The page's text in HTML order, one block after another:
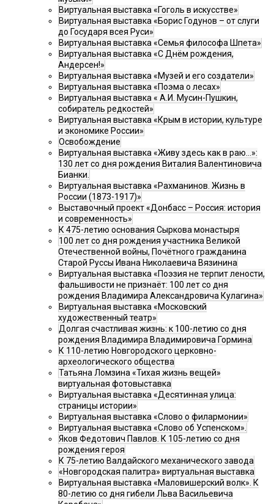
Виртуальная выставка «Гоголь в искусстве»
Виртуальная выставка «Борис Годунов – от слуги
до Государя всея Руси»
Виртуальная выставка «Семья философа Шпета»
Виртуальная выставка «С Днём рождения,
Андерсен!»
Виртуальная выставка «Музей и его создатели»
Виртуальная выставка «Поэма о лесах»
Виртуальная выставка « А.И. Мусин-Пушкин,
собиратель редкостей»
Виртуальная выставка «Крым в истории, культуре
и экономике России»
Освобождение
Виртуальная выставка «Живу здесь как в раю…»:
130 лет со дня рождения Виталия Валентиновича
Бианки.
Виртуальная выставка «Рахманинов. Жизнь в
России (1873-1917)»
Выставочный проект «Донбасс – Россия: история
и современность»
К 475-летию основания Сыркова монастыря
100 лет со дня рождения участника Великой
Отечественной войны, Почётного гражданина
Старой Руссы Ивана Николаевича Вязинина
Виртуальная выставка «Поэзия не терпит лености,
фальшивости не признаёт: 100 лет со дня
рождения Владимира Александровича Кулагина»
Виртуальная выставка «Московский
художественный театр»
Долгая счастливая жизнь: к 100-летию со дня
рождения Владимира Владимировича Гормина
К 110-летию Новгородского церковно-
археологического общества
Татьяна Ломзина «Тихая жизнь вещей»
виртуальная фотовыставка
Виртуальная выставка «Десятинная улица:
страницы истории»
Виртуальная выставка «Слово о филармонии»
Виртуальная выставка «Слово об Успенском».
Яков Федотович Павлов. К 105-летию со дня
рождения героя
К 75-летию Валдайского механического завода
«Новгородская палитра» виртуальная выставка
Виртуальная выставка «Маловишерский волк». К
80-летию со дня гибели Льва Васильевича